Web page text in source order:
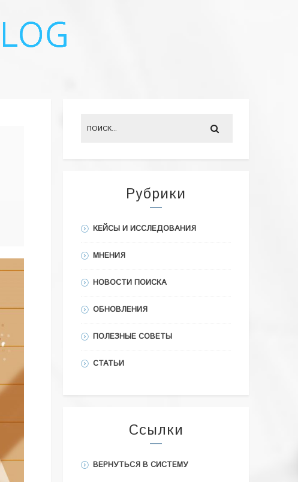
Рубрики
КЕЙСЫ И ИССЛЕДОВАНИЯ
МНЕНИЯ
НОВОСТИ ПОИСКА
ОБНОВЛЕНИЯ
ПОЛЕЗНЫЕ СОВЕТЫ
СТАТЬИ
Ссылки
ВЕРНУТЬСЯ В СИСТЕМУ